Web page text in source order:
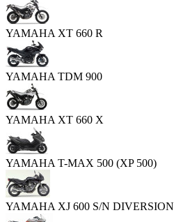
YAMAHA XT 660 R
YAMAHA TDM 900
YAMAHA XT 660 X
YAMAHA T-MAX 500 (XP 500)
YAMAHA XJ 600 S/N DIVERSION